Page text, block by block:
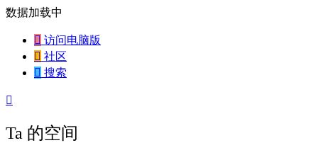
数据加载中
 访问电脑版
 社区
 搜索

Ta 的空间